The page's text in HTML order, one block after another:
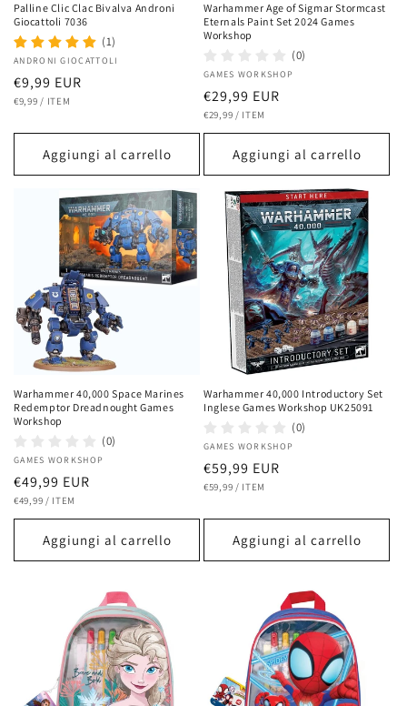
Palline Clic Clac Bivalva Androni
Giocattoli 7036
(1)
Fornitore:
ANDRONI GIOCATTOLI
Prezzo
di
€9,99 EUR
PREZZO
€9,99 / PER
ITEM
Aggiungi al carrello
Warhammer Age of Sigmar Stormcast
Eternals Paint Set 2024 Games
Workshop
(0)
Fornitore:
GAMES WORKSHOP
Prezzo
di
listino
€29,99 EUR
PREZZO
€29,99 / PER
ITEM
Aggiungi al carrello
Warhammer 40,000 Space Marines
Redemptor Dreadnought Games
Workshop
(0)
Fornitore:
GAMES WORKSHOP
Prezzo
di
listino
€49,99 EUR
PREZZO
€49,99 / PER
ITEM
Aggiungi al carrello
Warhammer 40,000 Introductory Set
Inglese Games Workshop UK25091
(0)
Fornitore:
GAMES WORKSHOP
Prezzo
di
€59,99 EUR
PREZZO
€59,99 / PER
ITEM
Aggiungi al carrello